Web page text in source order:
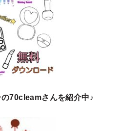
70cleamさんを紹介中♪